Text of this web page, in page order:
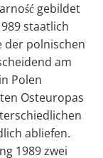
gebildet
staatlich
der polnischen
am
Polen
Osteuropas
abliefen.
1989 zwei